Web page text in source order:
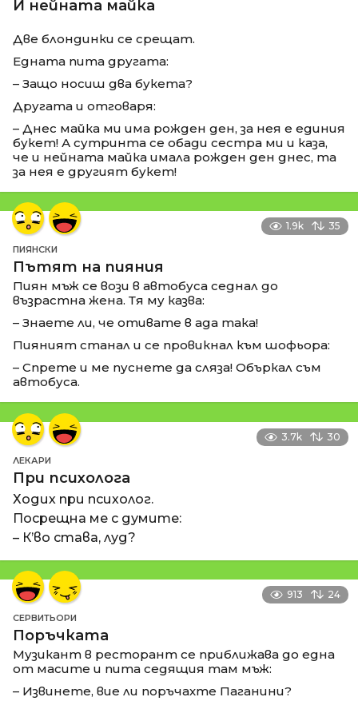
И нейната майка
Две блондинки се срещат.
Едната пита другата:
– Защо носиш два букета?
Другата и отговаря:
– Днес майка ми има рожден ден, за нея е единия
букет! А сутринта се обади сестра ми и каза,
че и нейната майка имала рожден ден днес, та
за нея е другият букет!
1.9k 35
ПИЯНСКИ
Пътят на пияния
Пиян мъж се вози в автобуса седнал до
възрастна жена. Тя му казва:
– Знаете ли, че отивате в ада така!
Пияният станал и се провикнал към шофьора:
– Спрете и ме пуснете да сляза! Объркал съм
автобуса.
3.7k 30
ЛЕКАРИ
При психолога
Ходих при психолог.
Посрещна ме с думите:
– К’во става, луд?
913 24
СЕРВИТЬОРИ
Поръчката
Музикант в ресторант се приближава до една
от масите и пита седящия там мъж:
– Извинете, вие ли поръчахте Паганини?